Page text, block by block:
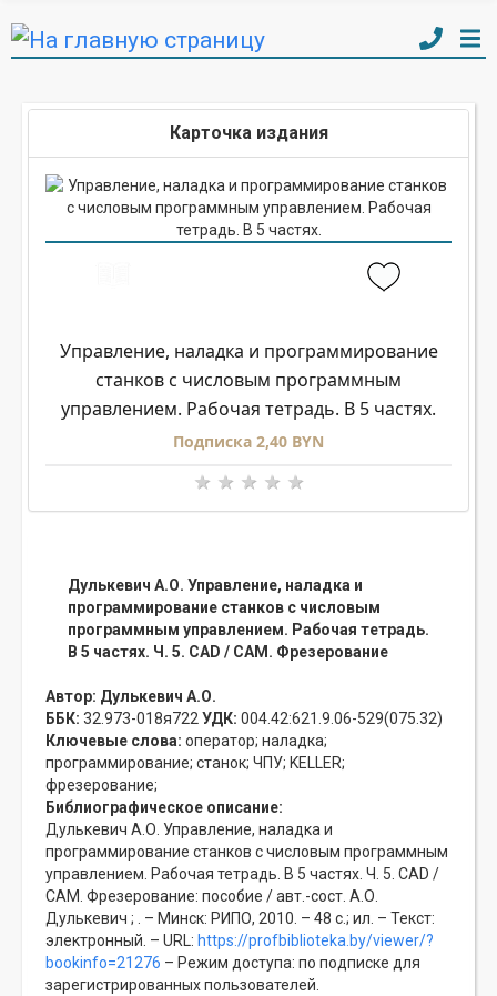
Карточка издания
Управление, наладка и программирование
станков с числовым программным
управлением. Рабочая тетрадь. В 5 частях.
Подписка 2,40 BYN
Дулькевич А.О. Управление, наладка и
программирование станков с числовым
программным управлением. Рабочая тетрадь.
В 5 частях. Ч. 5. CAD / CAM. Фрезерование
Автор: Дулькевич А.О.
ББК: 32.973-018я722УДК: 004.42:621.9.06-529(075.32)
Ключевые слова: оператор; наладка;
программирование; станок; ЧПУ; KELLER;
фрезерование;
Библиографическое описание:
Дулькевич А.О. Управление, наладка и
программирование станков с числовым программным
управлением. Рабочая тетрадь. В 5 частях. Ч. 5. CAD /
CAM. Фрезерование: пособие / авт.-сост. А.О.
Дулькевич ; . – Минск: РИПО, 2010. – 48 с.; ил. – Текст:
электронный. – URL: https://profbiblioteka.by/viewer/?
bookinfo=21276 – Режим доступа: по подписке для
зарегистрированных пользователей.